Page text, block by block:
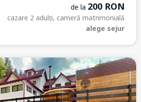
de la 200 RON
cazare 2 adulți, cameră matrimonială
alege sejur